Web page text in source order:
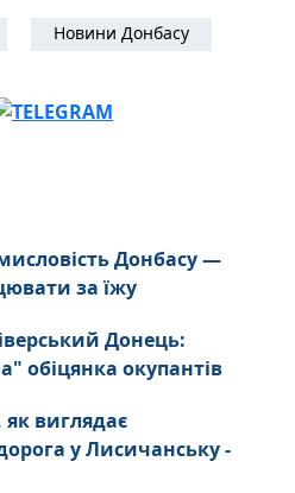
Новини Донбасу
Донбасу —
за їжу
Донець:
обіцянка окупантів
виглядає
у Лисичанську -